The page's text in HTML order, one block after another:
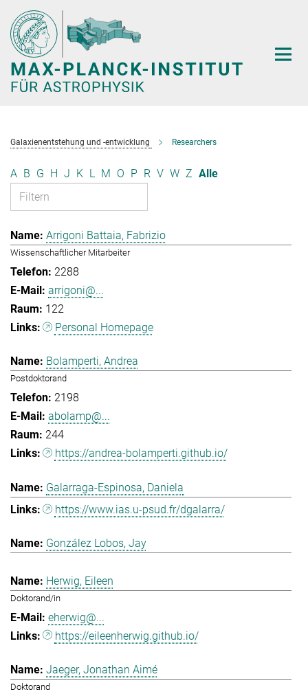
Hauptinhalt
Galaxienentstehung und -entwicklung Researchers
A B G H J K L M O P R V W Z Alle
Arrigoni Battaia, Fabrizio
Wissenschaftlicher Mitarbeiter
2288
arrigoni@...
122
Personal Homepage
Bolamperti, Andrea
Postdoktorand
2198
abolamp@...
244
https://andrea-bolamperti.github.io/
Galarraga-Espinosa, Daniela
https://www.ias.u-psud.fr/dgalarra/
González Lobos, Jay
Herwig, Eileen
Doktorand/in
eherwig@...
https://eileenherwig.github.io/
Jaeger, Jonathan Aimé
Doktorand